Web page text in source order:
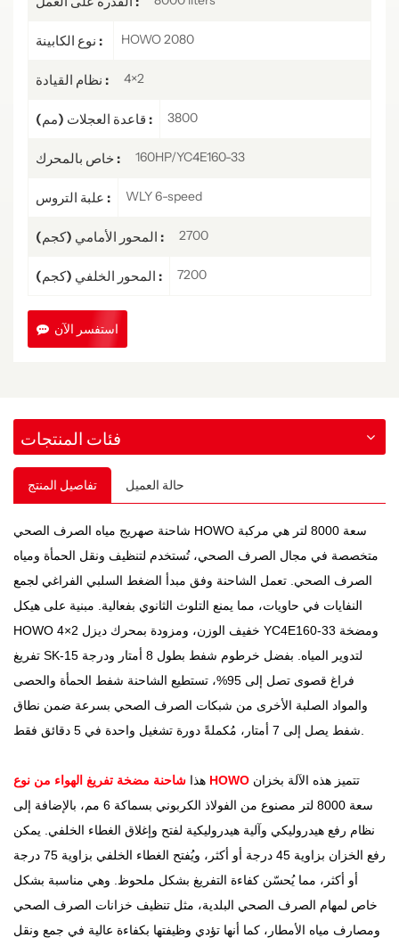
نوع الكابينة : HOWO 2080
نظام القيادة : 4×2
قاعدة العجلات (مم) : 3800
خاص بالمحرك : 160HP/YC4E160-33
علبة التروس : WLY 6-speed
المحور الأمامي (كجم) : 2700
المحور الخلفي (كجم) : 7200
استفسر الآن
فئات المنتجات
تفاصيل المنتج حالة العميل
شاحنة صهريج مياه الصرف الصحي HOWO سعة 8000 لتر هي مركبة
متخصصة في مجال الصرف الصحي، تُستخدم لتنظيف ونقل الحمأة ومياه
الصرف الصحي. تعمل الشاحنة وفق مبدأ الضغط السلبي الفراغي لجمع
النفايات في حاويات، مما يمنع التلوث الثانوي بفعالية. مبنية على هيكل
HOWO 4×2 خفيف الوزن، ومزودة بمحرك ديزل YC4E160-33 ومضخة
تفريغ SK-15 لتدوير المياه. بفضل خرطوم شفط بطول 8 أمتار ودرجة
فراغ قصوى تصل إلى 95%، تستطيع الشاحنة شفط الحمأة والحصى
والمواد الصلبة الأخرى من شبكات الصرف الصحي بسرعة ضمن نطاق
هذا شاحنة مضخة تفريغ الهواء من نوع HOWO
سعة 8000 لتر مصنوع من الفولاذ الكربوني بسماكة 6 مم، بالإضافة إلى
نظام رفع هيدروليكي وآلية هيدروليكية لفتح وإغلاق الغطاء الخلفي. يمكن
رفع الخزان بزاوية 45 درجة أو أكثر، ويُفتح الغطاء الخلفي بزاوية 75 درجة
أو أكثر، مما يُحسّن كفاءة التفريغ بشكل ملحوظ. وهي مناسبة بشكل
خاص لمهام الصرف الصحي البلدية، مثل تنظيف خزانات الصرف الصحي
ومصارف مياه الأمطار، كما أنها تؤدي وظيفتها بكفاءة عالية في جمع ونقل